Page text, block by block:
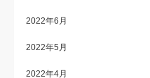
2022年6月
2022年5月
2022年4月